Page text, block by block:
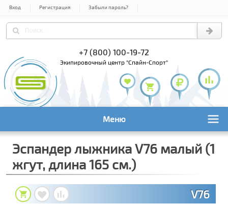
Вход Регистрация Забыли пароль?
+7 (800) 100-19-72
экипировочный центр "Спайн-Спорт"
Меню
Эспандер лыжника V76 малый (1
жгут, длина 165 см.)
V76